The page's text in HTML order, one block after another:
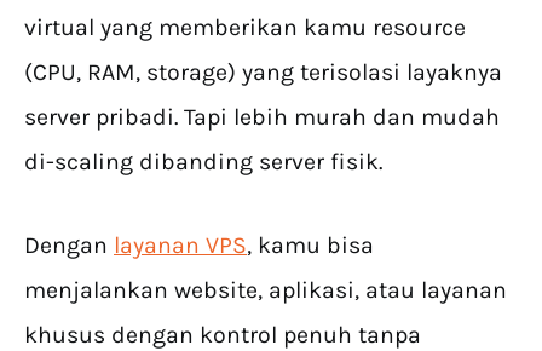
virtual yang memberikan kamu resource
(CPU, RAM, storage) yang terisolasi layaknya
server pribadi. Tapi lebih murah dan mudah
di-scaling dibanding server fisik.
Dengan layanan VPS, kamu bisa
menjalankan website, aplikasi, atau layanan
khusus dengan kontrol penuh tanpa